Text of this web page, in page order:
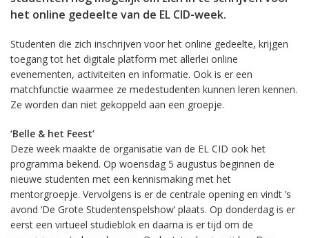
het online gedeelte van de EL CID-week.
Studenten die zich inschrijven voor het online gedeelte, krijgen
toegang tot het digitale platform met allerlei online
evenementen, activiteiten en informatie. Ook is er een
matchfunctie waarmee ze medestudenten kunnen leren kennen.
Ze worden dan niet gekoppeld aan een groepje.
‘Belle & het Feest’
Deze week maakte de organisatie van de EL CID ook het
programma bekend. Op woensdag 5 augustus beginnen de
nieuwe studenten met een kennismaking met het
mentorgroepje. Vervolgens is er de centrale opening en vindt ’s
avond ‘De Grote Studentenspelshow’ plaats. Op donderdag is er
eerst een virtueel studieblok en daarna is er tijd om de